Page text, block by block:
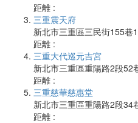
距離 :
三重震天府
新北市三重區三民街155巷
距離 :
三重大代巡元吉宮
新北市三重區重陽路2段52
距離 :
三重慈華慈惠堂
新北市三重區重陽路2段34
距離 :